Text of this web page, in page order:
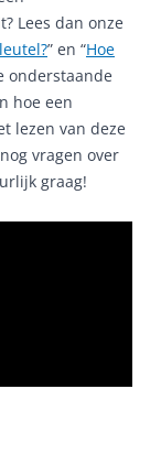
Lees dan onze
” en “Hoe
onderstaande
hoe een
lezen van deze
vragen over
graag!